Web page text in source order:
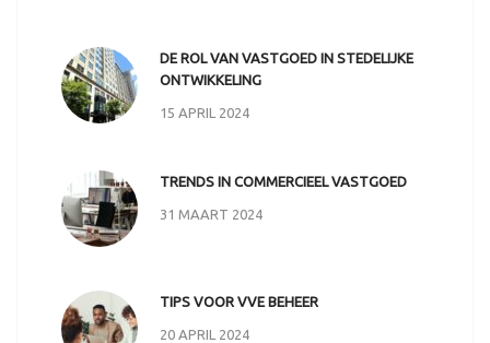
DE ROL VAN VASTGOED IN STEDELIJKE
ONTWIKKELING
15 APRIL 2024
TRENDS IN COMMERCIEEL VASTGOED
31 MAART 2024
TIPS VOOR VVE BEHEER
20 APRIL 2024